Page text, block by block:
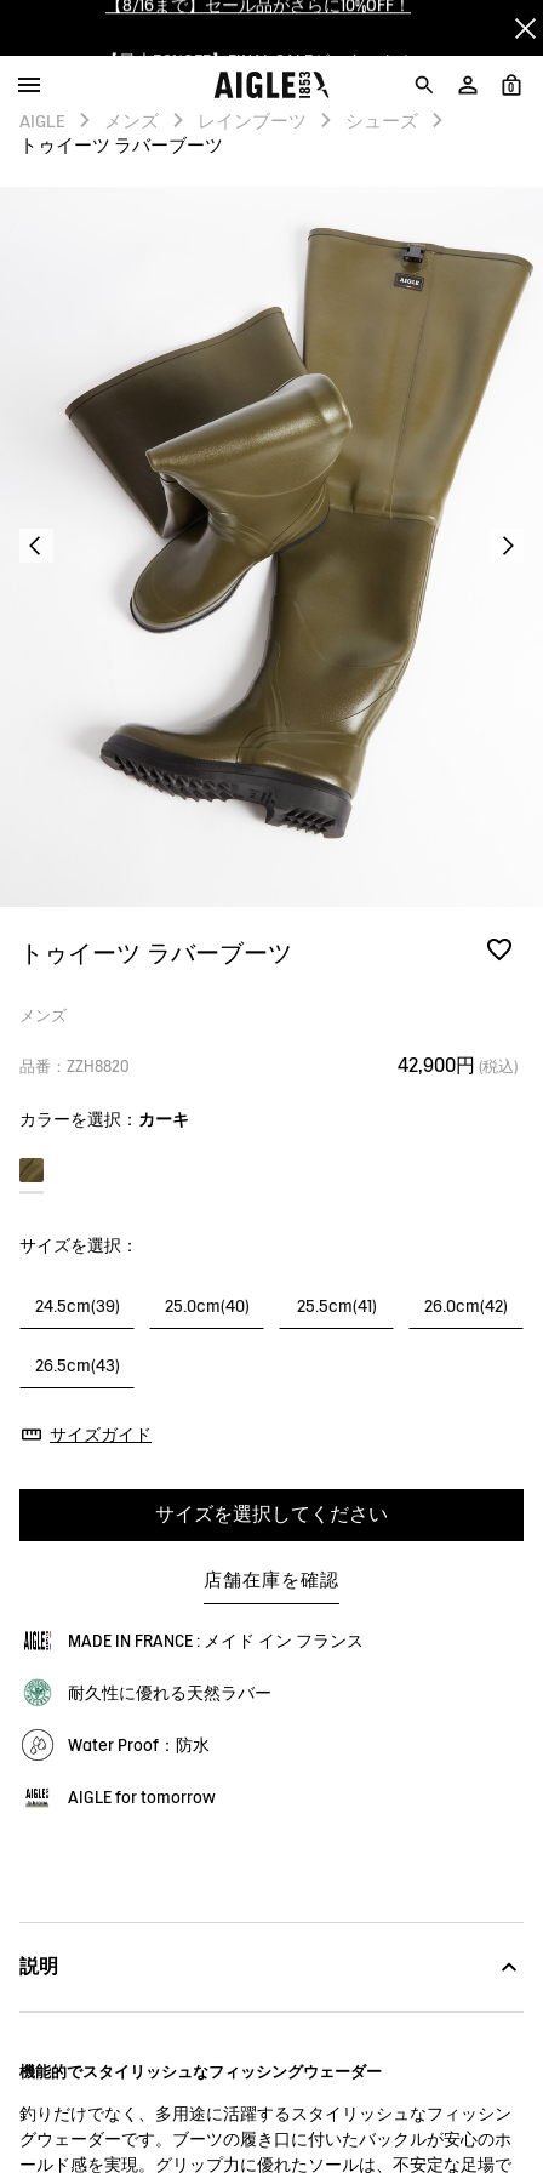
ログイン/会員登録で送料＆返品無料
AIGLE CLUB ポイントサービス終了のお知らせ
【最大50%OFF】FINAL SALEがスタート！
ログイン/会員登録で送料＆返品無料
AIGLE CLUB ポイントサービス終了のお知らせ
0
AIGLE メンズ レインブーツ
シューズ
トゥイーツ ラバーブーツ
トゥイーツ ラバーブーツ
メンズ
品番：ZZH8820 42,900円 (税込)
カラーを選択： カーキ
サイズを選択：
24.5cm(39) 25.0cm(40) 25.5cm(41) 26.0cm(42)
26.5cm(43)
サイズガイド
サイズを選択してください
店舗在庫を確認
MADE IN FRANCE : メイド イン フランス
耐久性に優れる天然ラバー
Water Proof：防水
AIGLE for tomorrow
説明
機能的でスタイリッシュなフィッシングウェーダー
釣りだけでなく、多用途に活躍するスタイリッシュなフィッシン
グウェーダーです。ブーツの履き口に付いたバックルが安心のホ
ールド感を実現。グリップ力に優れたソールは、不安定な足場で